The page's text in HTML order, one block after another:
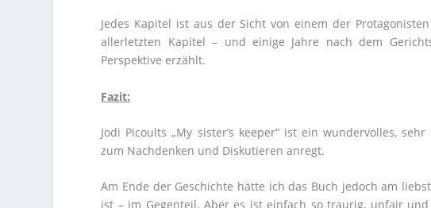
Jedes Kapitel ist aus der Sicht von einem der
allerletzten Kapitel – und einige Jahre nach dem
Perspektive erzählt.
Fazit:
Jodi Picoults „My sister’s keeper“ ist ein wundervolles,
zum Nachdenken und Diskutieren anregt.
Am Ende der Geschichte hätte ich das Buch jedoch am
ist – im Gegenteil. Aber es ist einfach so traurig, unfair